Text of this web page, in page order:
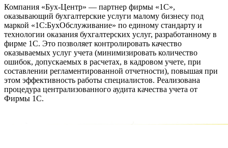
Компания «Бух-Центр» — партнер фирмы «1С»,
оказывающий бухгалтерские услуги малому бизнесу под
маркой «1С:БухОбслуживание» по единому стандарту и
технологии оказания бухгалтерских услуг, разработанному в
фирме 1С. Это позволяет контролировать качество
оказываемых услуг учета (минимизировать количество
ошибок, допускаемых в расчетах, в кадровом учете, при
составлении регламентированной отчетности), повышая при
этом эффективность работы специалистов. Реализована
процедура централизованного аудита качества учета от
Фирмы 1С.